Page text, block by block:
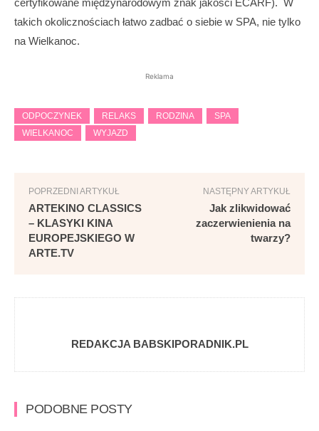
certyfikowane międzynarodowym znak jakości ECARF). W
takich okolicznościach łatwo zadbać o siebie w SPA, nie tylko
na Wielkanoc.
Reklama
ODPOCZYNEK RELAKS RODZINA
SPA
WIELKANOC
WYJAZD
POPRZEDNI ARTYKUŁ
ARTEKINO CLASSICS
– KLASYKI KINA
EUROPEJSKIEGO W
ARTE.TV
NASTĘPNY ARTYKUŁ
Jak zlikwidować
zaczerwienienia na
twarzy?
REDAKCJA BABSKIPORADNIK.PL
PODOBNE POSTY